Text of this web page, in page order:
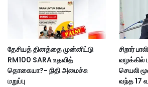
தேசியத் தினத்தை முன்னிட்டு
RM100 SARA உதவித்
தொகையா?- நிதி அமைச்சு
மறுப்பு
சிறார்
வழக்கில்
செயலி
வந்த 17